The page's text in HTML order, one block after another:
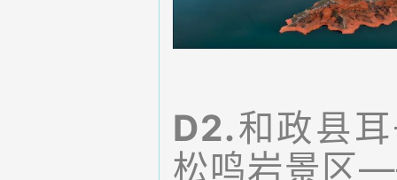
D2.和政县
松鸣岩景区